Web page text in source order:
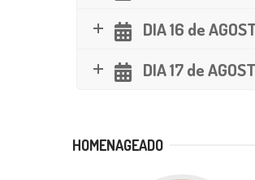
DIA 16 de
DIA 17 de
HOMENAGEADO